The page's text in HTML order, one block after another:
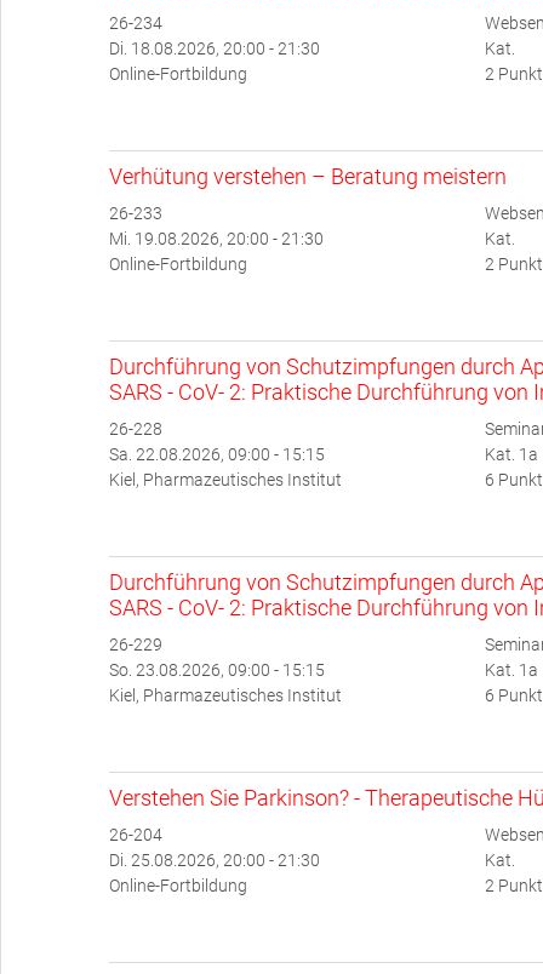
26-234
Di. 18.08.2026, 20:00 - 21:30
Online-Fortbildung
Kat.
2
Verhütung verstehen – Beratung meistern
26-233
Mi. 19.08.2026, 20:00 - 21:30
Online-Fortbildung
Kat.
2
Durchführung von Schutzimpfungen durch
SARS - CoV- 2: Praktische Durchführung von
26-228
Sa. 22.08.2026, 09:00 - 15:15
Kiel, Pharmazeutisches Institut
Kat. 1a
6
Durchführung von Schutzimpfungen durch
SARS - CoV- 2: Praktische Durchführung von
26-229
So. 23.08.2026, 09:00 - 15:15
Kiel, Pharmazeutisches Institut
Kat. 1a
6
Verstehen Sie Parkinson? - Therapeutische
26-204
Di. 25.08.2026, 20:00 - 21:30
Online-Fortbildung
Kat.
2